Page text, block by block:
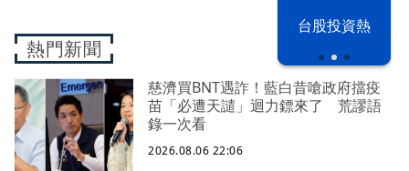
台股投資熱
熱門新聞
慈濟買BNT遇詐！藍白昔嗆政府擋疫
苗「必遭天譴」迴力鏢來了 荒謬語
錄一次看
2026.08.06 22:06